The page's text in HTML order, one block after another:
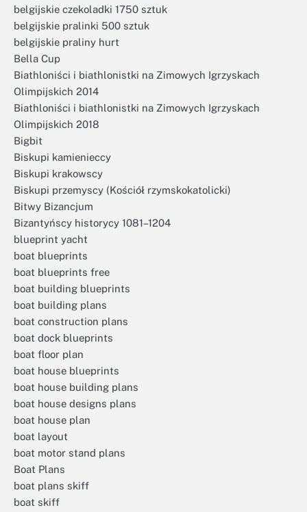
belgijskie czekoladki 1750 sztuk
belgijskie pralinki 500 sztuk
belgijskie praliny hurt
Bella Cup
Biathloniści i biathlonistki na Zimowych Igrzyskach
Olimpijskich 2014
Biathloniści i biathlonistki na Zimowych Igrzyskach
Olimpijskich 2018
Bigbit
Biskupi kamienieccy
Biskupi krakowscy
Biskupi przemyscy (Kościół rzymskokatolicki)
Bitwy Bizancjum
Bizantyńscy historycy 1081–1204
blueprint yacht
boat blueprints
boat blueprints free
boat building blueprints
boat building plans
boat construction plans
boat dock blueprints
boat floor plan
boat house blueprints
boat house building plans
boat house designs plans
boat house plan
boat layout
boat motor stand plans
Boat Plans
boat plans skiff
boat skiff